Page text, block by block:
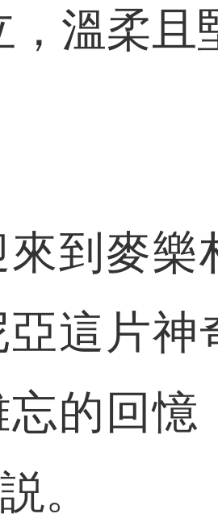
，溫柔且
麥樂
這片
的回憶
。